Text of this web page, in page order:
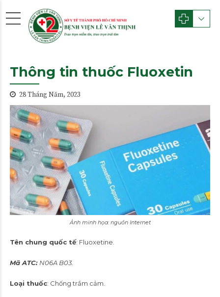
Thông tin thuốc Fluoxetin
28 Tháng Năm, 2023
Ảnh minh họa: nguồn Internet
Tên chung quốc tế: Fluoxetine.
Mã ATC: N06A B03.
Loại thuốc: Chống trầm cảm.